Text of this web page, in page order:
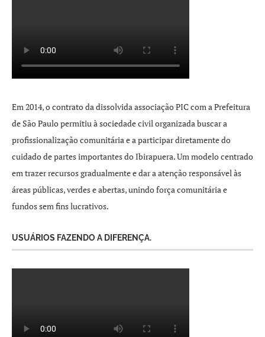
Em 2014, o contrato da dissolvida associação PIC com a Prefeitura
de São Paulo permitiu à sociedade civil organizada buscar a
profissionalização comunitária e a participar diretamente do
cuidado de partes importantes do Ibirapuera. Um modelo centrado
em trazer recursos gradualmente e dar a atenção responsável às
áreas públicas, verdes e abertas, unindo força comunitária e
fundos sem fins lucrativos.
USUÁRIOS FAZENDO A DIFERENÇA.